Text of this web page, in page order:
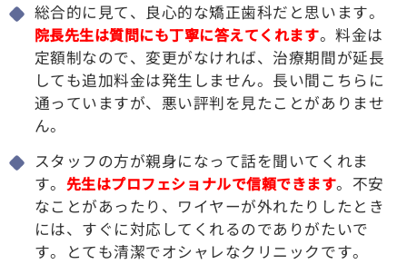
総合的に見て、良心的な矯正歯科だと思います。
院長先生は質問にも丁寧に答えてくれます。料金は
定額制なので、変更がなければ、治療期間が延長
しても追加料金は発生しません。長い間こちらに
通っていますが、悪い評判を見たことがありませ
ん。
スタッフの方が親身になって話を聞いてくれま
す。 先生はプロフェショナルで信頼できます。不安
なことがあったり、ワイヤーが外れたりしたとき
には、すぐに対応してくれるのでありがたいで
す。とても清潔でオシャレなクリニックです。